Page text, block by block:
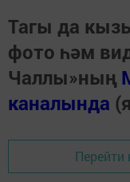
Тагы да
фото һәм
Чаллы»ның
каналында
Перейти